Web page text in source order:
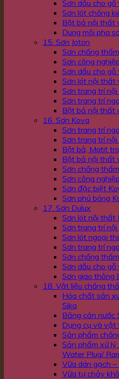
Sơn dầu cho gỗ
Sơn lót chống
Bột bả nội thất
Dung môi pha
15. Sơn Joton
Sơn chống
Sơn công
Sơn dầu cho gỗ
Sơn lót nội thất
Sơn trang trí
Sơn trang trí
Bột bả nội thất
16. Sơn Kova
Sơn trang trí
Sơn trang trí
Bột bả, Matit
Bột bả nội thất
Sơn chống
Sơn công
Sơn đặc biệt
Sơn phủ bóng
17. Sơn Dulux
Sơn lót nội thất
Sơn trang trí
Sơn lót ngoại
Sơn trang trí
Sơn chống
Sơn dầu cho gỗ
Sơn giao thông
18. Vật liệu chống
Hóa chất sản
Sika
Băng cản nước
Dụng cụ và vật
Sản phẩm
Sản phẩm xử
Water Plug/
Vữa dán gạch –
Vữa tự chảy